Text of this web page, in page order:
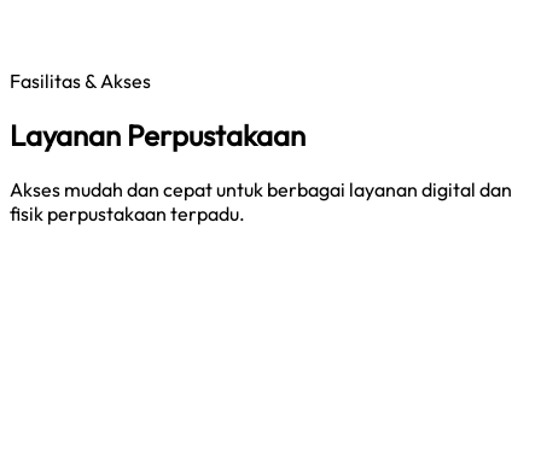
Fasilitas & Akses
Layanan Perpustakaan
Akses mudah dan cepat untuk berbagai layanan digital dan
fisik perpustakaan terpadu.